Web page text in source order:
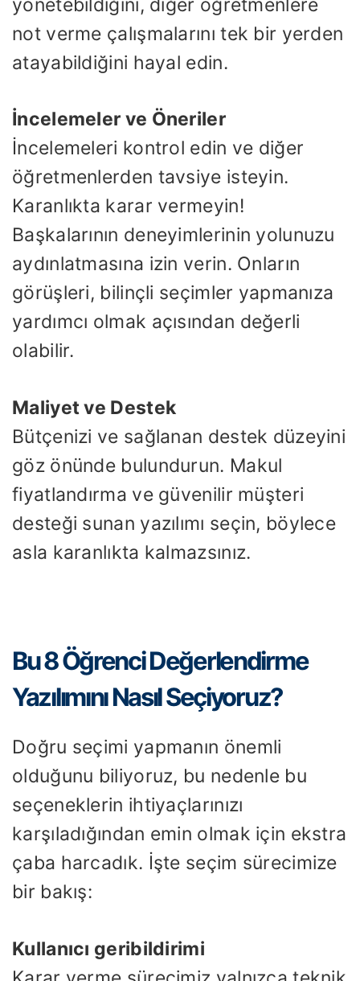
not verme çalışmalarını tek bir yerden
atayabildiğini hayal edin.
İncelemeler ve Öneriler
İncelemeleri kontrol edin ve diğer
öğretmenlerden tavsiye isteyin.
Karanlıkta karar vermeyin!
Başkalarının deneyimlerinin yolunuzu
aydınlatmasına izin verin. Onların
görüşleri, bilinçli seçimler yapmanıza
yardımcı olmak açısından değerli
olabilir.
Maliyet ve Destek
Bütçenizi ve sağlanan destek düzeyini
göz önünde bulundurun. Makul
fiyatlandırma ve güvenilir müşteri
desteği sunan yazılımı seçin, böylece
asla karanlıkta kalmazsınız.
Bu 8 Öğrenci Değerlendirme
Yazılımını Nasıl Seçiyoruz?
Doğru seçimi yapmanın önemli
olduğunu biliyoruz, bu nedenle bu
seçeneklerin ihtiyaçlarınızı
karşıladığından emin olmak için ekstra
çaba harcadık. İşte seçim sürecimize
bir bakış:
Kullanıcı geribildirimi